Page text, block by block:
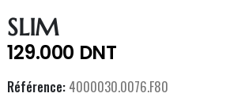
SLIM
129.000 DNT
Référence: 4000030.0076.F80